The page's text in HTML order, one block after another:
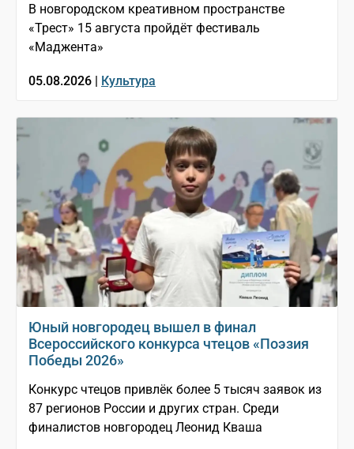
В новгородском креативном пространстве
«Трест» 15 августа пройдёт фестиваль
«Маджента»
05.08.2026 | Культура
Юный новгородец вышел в финал
Всероссийского конкурса чтецов «Поэзия
Победы 2026»
Конкурс чтецов привлёк более 5 тысяч заявок из
87 регионов России и других стран. Среди
финалистов новгородец Леонид Кваша